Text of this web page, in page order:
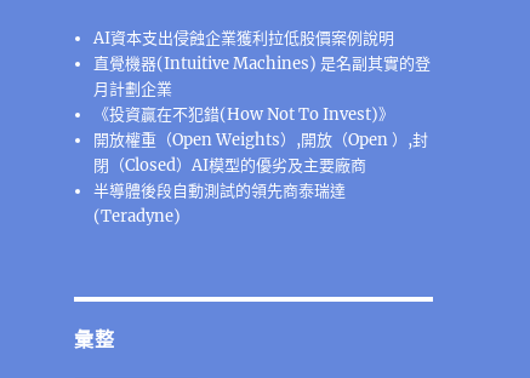
AI資本支出侵蝕企業獲利拉低股價案例說明
直覺機器(Intuitive Machines) 是名副其實的登
月計劃企業
《投資贏在不犯錯(How Not To Invest)》
開放權重（Open Weights）,開放（Open ）,封
閉（Closed）AI模型的優劣及主要廠商
半導體後段⾃動測試的領先商泰瑞達
(Teradyne)
彙整